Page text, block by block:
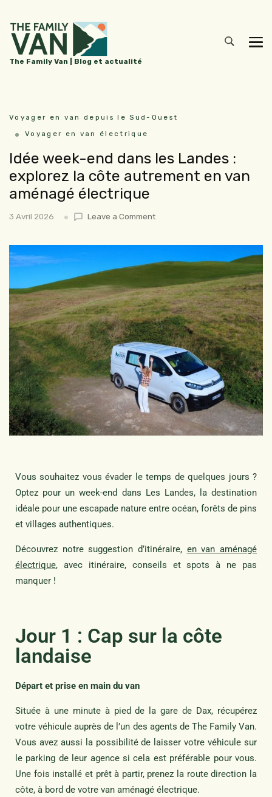
The Family Van | Blog et actualité
Voyager en van depuis le Sud-Ouest
Voyager en van électrique
Idée week-end dans les Landes :
explorez la côte autrement en van
aménagé électrique
3 Avril 2026 Leave a Comment
Vous souhaitez vous évader le temps de quelques jours ?
Optez pour un week-end dans Les Landes, la destination
idéale pour une escapade nature entre océan, forêts de pins
et villages authentiques.
Découvrez notre suggestion d’itinéraire, en van aménagé
électrique, avec itinéraire, conseils et spots à ne pas
manquer !
Jour 1 : Cap sur la côte
landaise
Départ et prise en main du van
Située à une minute à pied de la gare de Dax, récupérez
votre véhicule auprès de l’un des agents de The Family Van.
Vous avez aussi la possibilité de laisser votre véhicule sur
le parking de leur agence si cela est préférable pour vous.
Une fois installé et prêt à partir, prenez la route direction la
côte, à bord de votre van aménagé électrique.